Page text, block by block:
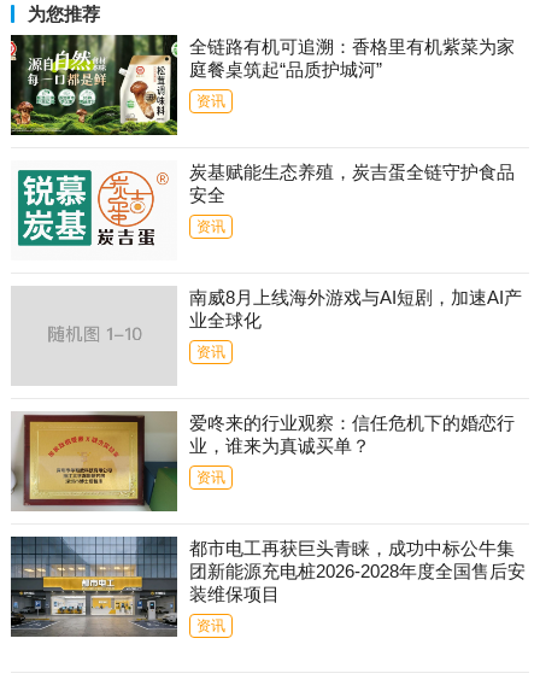
为您推荐
全链路有机可追溯：香格里有机紫菜为家
庭餐桌筑起“品质护城河”
资讯
炭基赋能生态养殖，炭吉蛋全链守护食品
安全
资讯
南威8月上线海外游戏与AI短剧，加速AI产
业全球化
资讯
爱咚来的行业观察：信任危机下的婚恋行
业，谁来为真诚买单？
资讯
都市电工再获巨头青睐，成功中标公牛集
团新能源充电桩2026-2028年度全国售后安
装维保项目
资讯